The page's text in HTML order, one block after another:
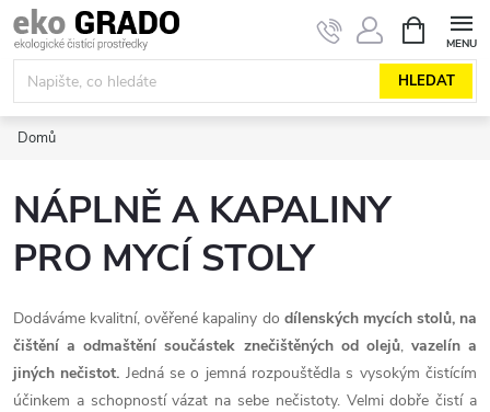
Přejít
na
obsah
HLEDAT
NÁKUPNÍ
KOŠÍK
Domů
NÁPLNĚ A KAPALINY
PRO MYCÍ STOLY
Dodáváme kvalitní, ověřené kapaliny do dílenských mycích stolů, na
čištění a odmaštění součástek znečištěných od olejů, vazelín a
jiných nečistot. Jedná se o jemná rozpouštědla s vysokým čistícím
účinkem a schopností vázat na sebe nečistoty. Velmi dobře čistí a